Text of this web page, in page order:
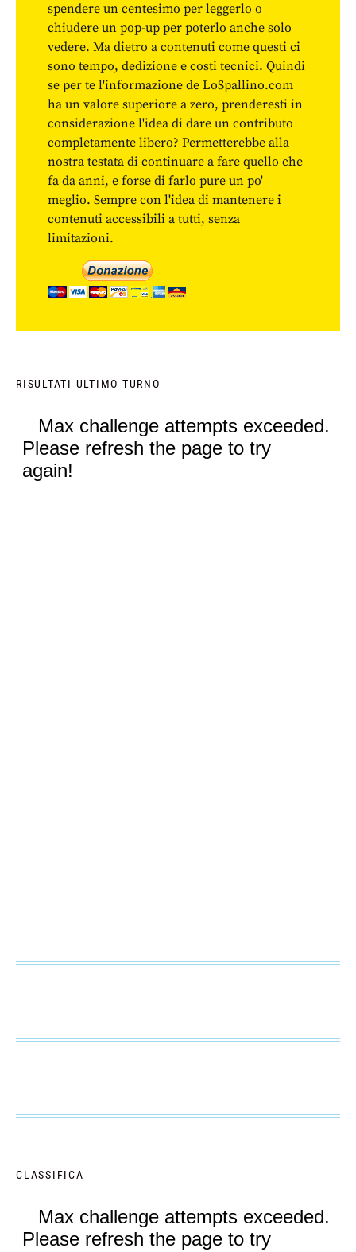
spendere un centesimo per leggerlo o
chiudere un pop-up per poterlo anche solo
vedere. Ma dietro a contenuti come questi ci
sono tempo, dedizione e costi tecnici. Quindi
se per te l'informazione de LoSpallino.com
ha un valore superiore a zero, prenderesti in
considerazione l'idea di dare un contributo
completamente libero? Permetterebbe alla
nostra testata di continuare a fare quello che
fa da anni, e forse di farlo pure un po'
meglio. Sempre con l'idea di mantenere i
contenuti accessibili a tutti, senza
limitazioni.
RISULTATI ULTIMO TURNO
CLASSIFICA